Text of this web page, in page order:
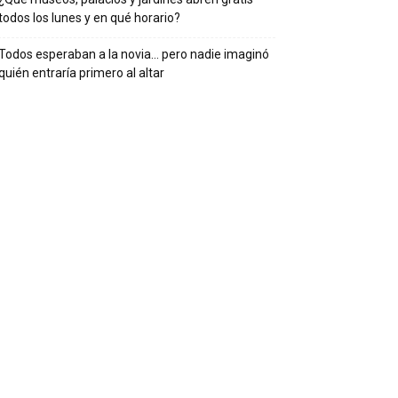
los lunes y en qué horario?
esperaban a la novia… pero nadie imaginó
entraría primero al altar